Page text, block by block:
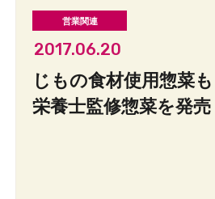
2017.06.20
じもの食材使用惣菜
栄養士監修惣菜を発売